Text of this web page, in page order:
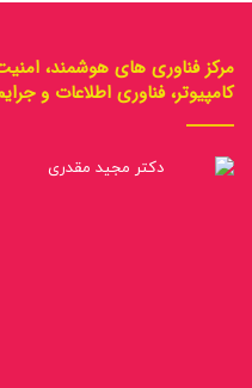
مرکز فناوری های هوشمند،
کامپیوتر، فناوری اطلاعات و